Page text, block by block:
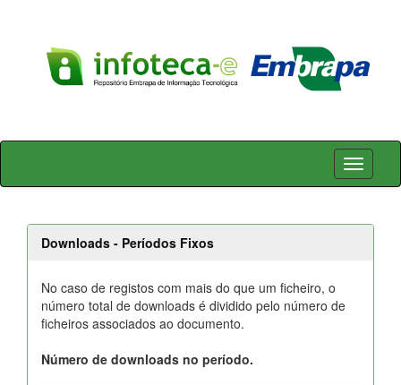
Skip
Downloads - Períodos Fixos
No caso de registos com mais do que um ficheiro, o
número total de downloads é dividido pelo número de
ficheiros associados ao documento.
Número de downloads no período.